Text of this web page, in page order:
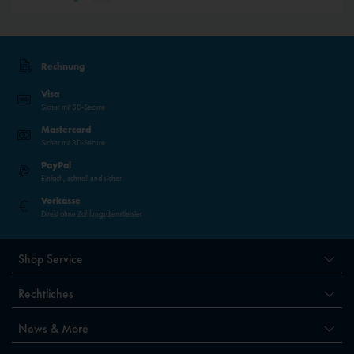
Rechnung
Visa
Sicher mit 3D-Secure
Mastercard
Sicher mit 3D-Secure
PayPal
Einfach, schnell und sicher
Vorkasse
Direkt ohne Zahlungsdienstleister
Shop Service
Rechtliches
News & More